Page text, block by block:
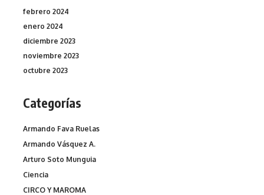
febrero 2024
enero 2024
diciembre 2023
noviembre 2023
octubre 2023
Categorías
Armando Fava Ruelas
Armando Vásquez A.
Arturo Soto Munguia
Ciencia
CIRCO Y MAROMA